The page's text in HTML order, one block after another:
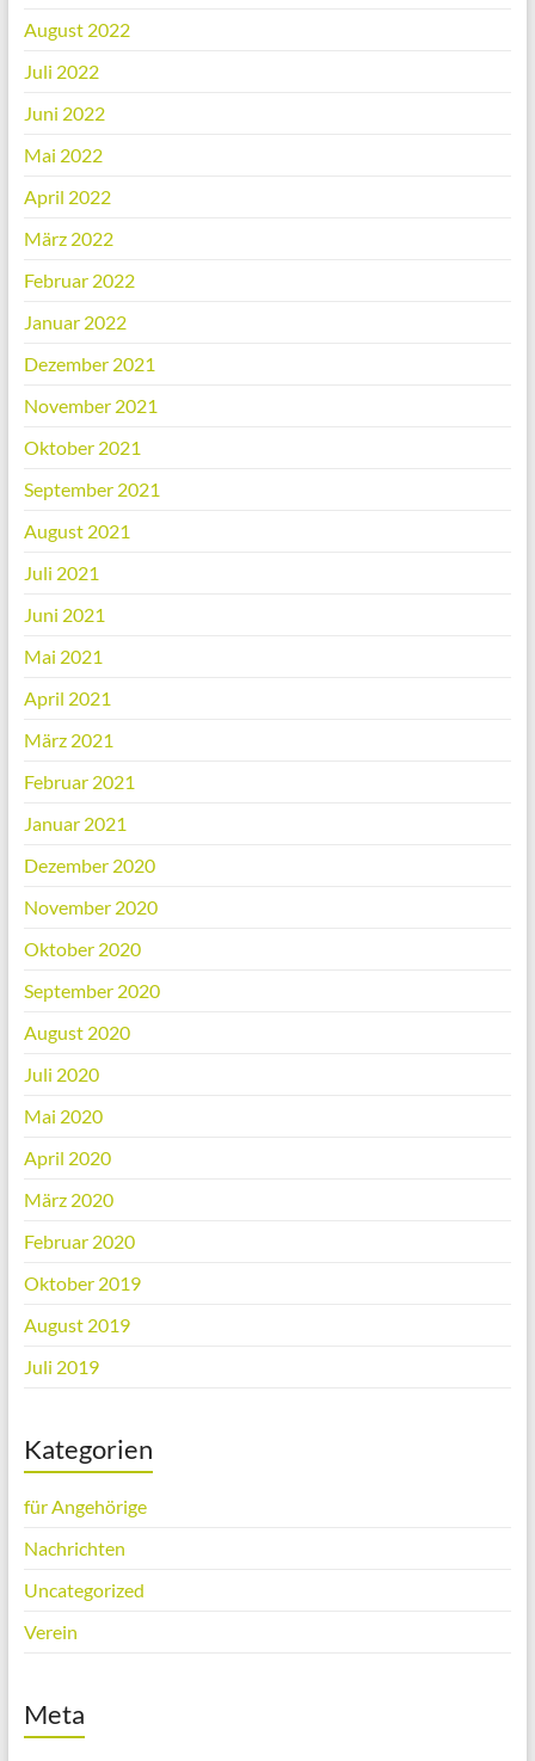
August 2022
Juli 2022
Juni 2022
Mai 2022
April 2022
März 2022
Februar 2022
Januar 2022
Dezember 2021
November 2021
Oktober 2021
September 2021
August 2021
Juli 2021
Juni 2021
Mai 2021
April 2021
März 2021
Februar 2021
Januar 2021
Dezember 2020
November 2020
Oktober 2020
September 2020
August 2020
Juli 2020
Mai 2020
April 2020
März 2020
Februar 2020
Oktober 2019
August 2019
Juli 2019
Kategorien
für Angehörige
Nachrichten
Uncategorized
Verein
Meta